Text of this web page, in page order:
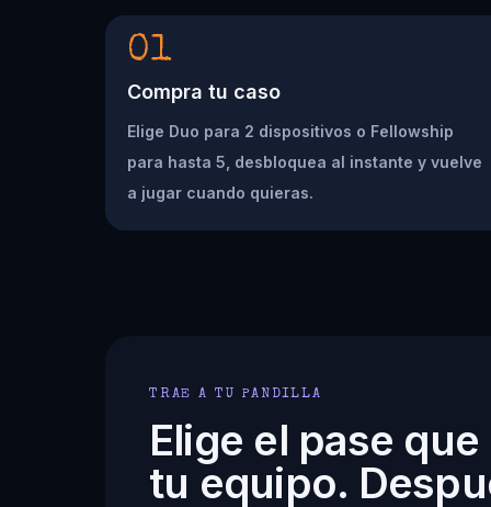
01
Compra tu caso
Elige Duo para 2 dispositivos o Fellowship
para hasta 5, desbloquea al instante y vuelve
a jugar cuando quieras.
TRAE A TU PANDILLA
Elige el pase
tu equipo.